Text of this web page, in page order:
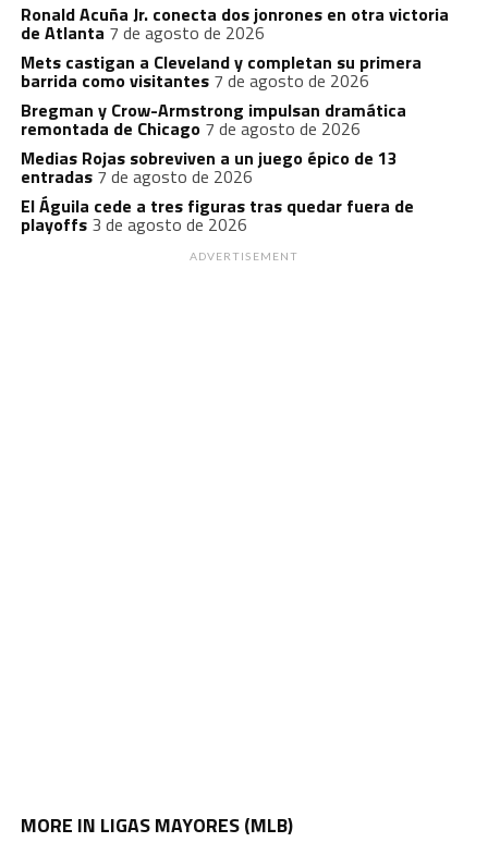
Ronald Acuña Jr. conecta dos jonrones en otra victoria
de Atlanta 7 de agosto de 2026
Mets castigan a Cleveland y completan su primera
barrida como visitantes 7 de agosto de 2026
Bregman y Crow-Armstrong impulsan dramática
remontada de Chicago 7 de agosto de 2026
Medias Rojas sobreviven a un juego épico de 13
entradas 7 de agosto de 2026
El Águila cede a tres figuras tras quedar fuera de
playoffs 3 de agosto de 2026
ADVERTISEMENT
MORE IN LIGAS MAYORES (MLB)